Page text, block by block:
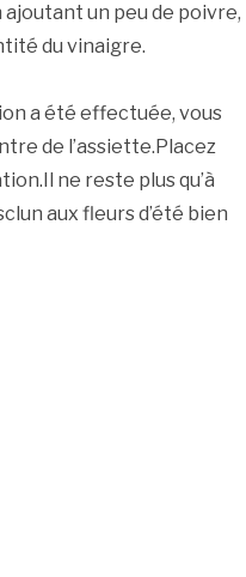
ajoutant un peu de poivre,
du vinaigre.
a été effectuée, vous
de l’assiette.Placez
ne reste plus qu’à
aux fleurs d’été bien